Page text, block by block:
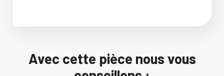
Avec cette pièce nous vous